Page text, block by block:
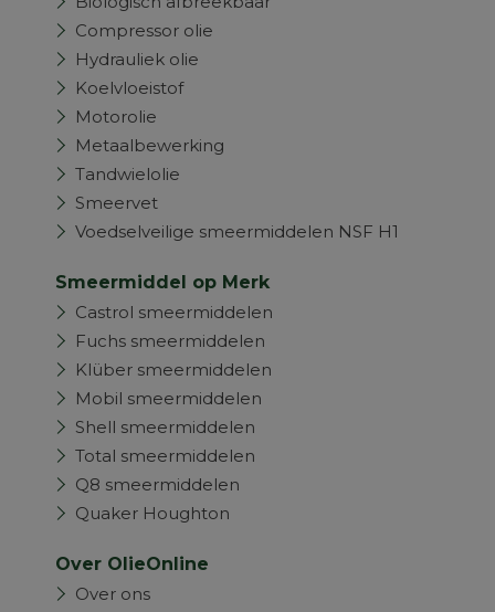
Compressor olie
Hydrauliek olie
Koelvloeistof
Motorolie
Metaalbewerking
Tandwielolie
Smeervet
Voedselveilige smeermiddelen NSF H1
Smeermiddel op Merk
Castrol smeermiddelen
Fuchs smeermiddelen
Klüber smeermiddelen
Mobil smeermiddelen
Shell smeermiddelen
Total smeermiddelen
Q8 smeermiddelen
Quaker Houghton
Over OlieOnline
Over ons